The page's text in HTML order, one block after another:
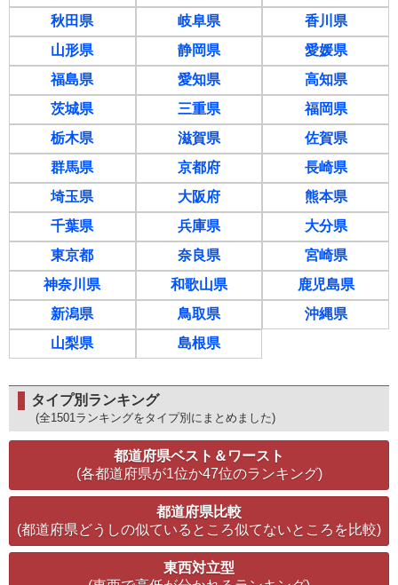
秋田県
山形県
福島県
茨城県
栃木県
群馬県
埼玉県
千葉県
東京都
神奈川県
新潟県
山梨県
岐阜県
静岡県
愛知県
三重県
滋賀県
京都府
大阪府
兵庫県
奈良県
和歌山県
鳥取県
島根県
香川県
愛媛県
高知県
福岡県
佐賀県
長崎県
熊本県
大分県
宮崎県
鹿児島県
沖縄県
タイプ別ランキング
(全1501ランキングをタイプ別にまとめました)
都道府県ベスト＆ワースト
(各都道府県が1位か47位のランキング)
都道府県比較
(都道府県どうしの似ているところ似てないところを比較)
東西対立型